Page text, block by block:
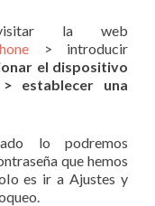
la web
> introducir
el dispositivo
establecer una
lo podremos
que hemos
es ir a Ajustes y